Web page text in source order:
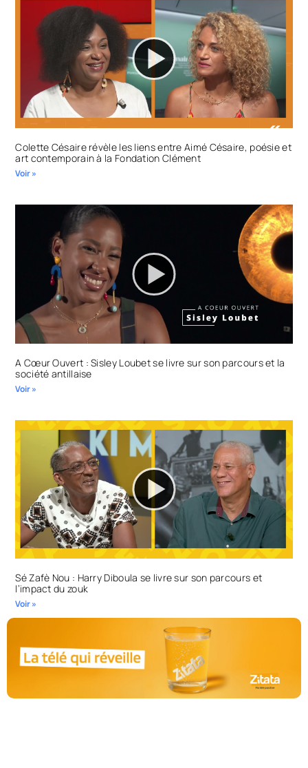
Colette Césaire révèle les liens entre Aimé Césaire, poésie et
art contemporain à la Fondation Clément
Voir »
A Cœur Ouvert : Sisley Loubet se livre sur son parcours et la
société antillaise
Voir »
Sé Zafè Nou : Harry Diboula se livre sur son parcours et
l’impact du zouk
Voir »